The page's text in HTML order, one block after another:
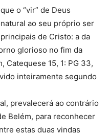
o “vir” de Deus
ao seu próprio ser
de Cristo: a da
glorioso no fim da
Catequese 15, 1: PG 33,
inteiramente segundo
prevalecerá ao contrário
Belém, para reconhecer
estas duas vindas